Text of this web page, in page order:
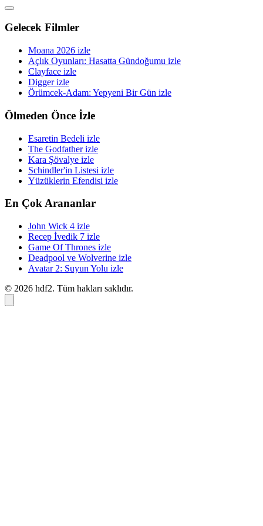
Gelecek Filmler
Moana 2026 izle
Açlık Oyunları: Hasatta Gündoğumu izle
Clayface izle
Digger izle
Örümcek-Adam: Yepyeni Bir Gün izle
Ölmeden Önce İzle
Esaretin Bedeli izle
The Godfather izle
Kara Şövalye izle
Schindler'in Listesi izle
Yüzüklerin Efendisi izle
En Çok Arananlar
John Wick 4 izle
Recep İvedik 7 izle
Game Of Thrones izle
Deadpool ve Wolverine izle
Avatar 2: Suyun Yolu izle
© 2026 hdf2. Tüm hakları saklıdır.